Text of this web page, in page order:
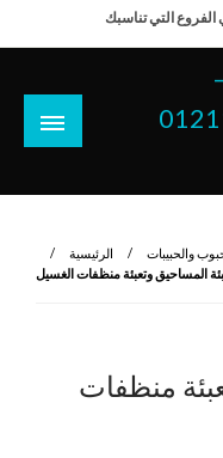
الفروع التي تناسبك
–
الرئيسية
والحبيبات
المساحيق وتعبئة منظفات الغسيل
منظفات